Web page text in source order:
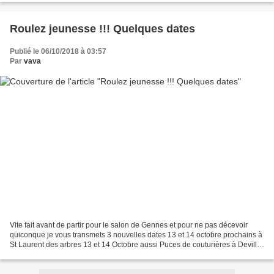
Roulez jeunesse !!! Quelques dates
Publié le 06/10/2018 à 03:57
Par vava
Vite fait avant de partir pour le salon de Gennes et pour ne pas décevoir
quiconque je vous transmets 3 nouvelles dates 13 et 14 octobre prochains à
St Laurent des arbres 13 et 14 Octobre aussi Puces de couturières à Deville